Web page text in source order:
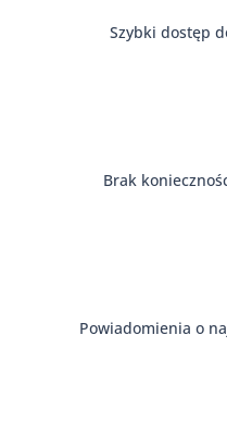
Szybki dostęp
Brak
Powiadomienia o